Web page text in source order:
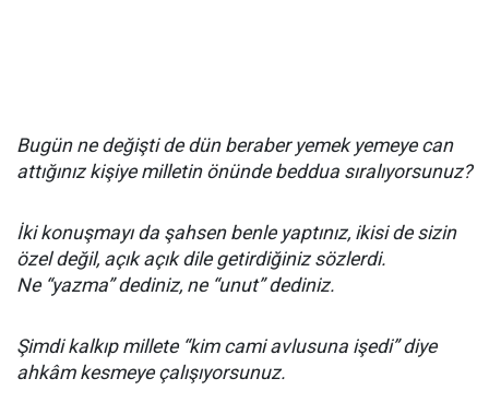
Bugün ne değişti de dün beraber yemek yemeye can
attığınız kişiye milletin önünde beddua sıralıyorsunuz?
İki konuşmayı da şahsen benle yaptınız, ikisi de sizin
özel değil, açık açık dile getirdiğiniz sözlerdi.
Ne “yazma” dediniz, ne “unut” dediniz.
Şimdi kalkıp millete “kim cami avlusuna işedi” diye
ahkâm kesmeye çalışıyorsunuz.